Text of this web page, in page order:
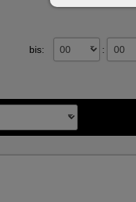
bis: :